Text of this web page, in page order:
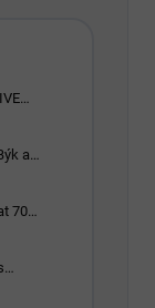
a
psy
70